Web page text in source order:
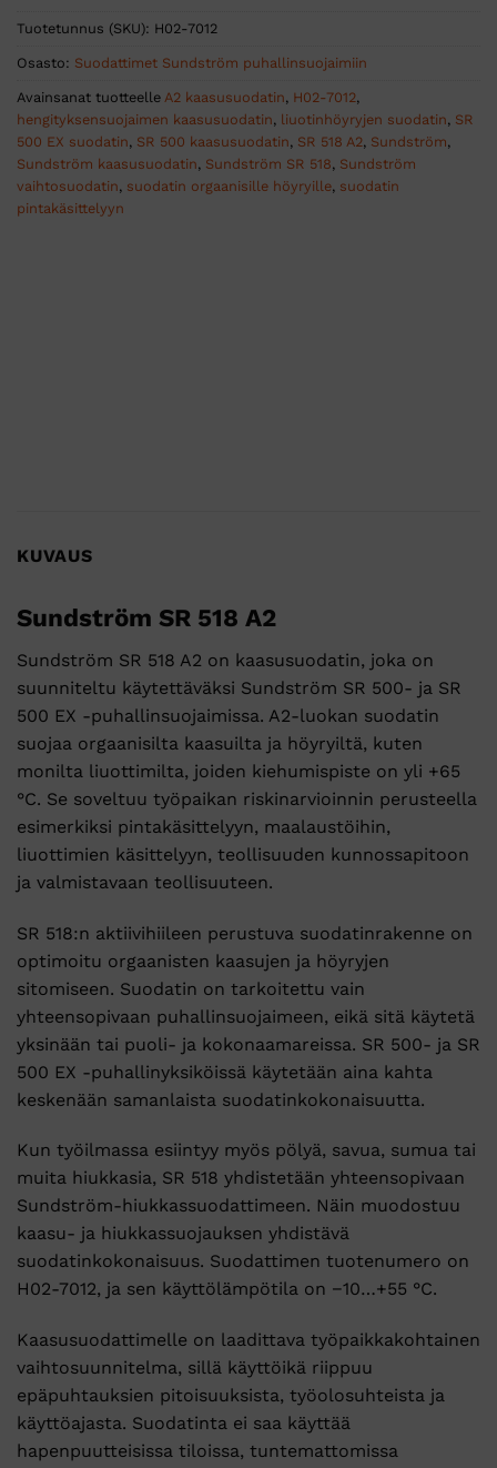
Tuotetunnus (SKU): H02-7012
Osasto: Suodattimet Sundström puhallinsuojaimiin
Avainsanat tuotteelle A2 kaasusuodatin, H02-7012,
hengityksensuojaimen kaasusuodatin, liuotinhöyryjen suodatin, SR
500 EX suodatin, SR 500 kaasusuodatin, SR 518 A2, Sundström,
Sundström kaasusuodatin, Sundström SR 518, Sundström
vaihtosuodatin, suodatin orgaanisille höyryille, suodatin
pintakäsittelyyn
KUVAUS
Sundström SR 518 A2
Sundström SR 518 A2 on kaasusuodatin, joka on
suunniteltu käytettäväksi Sundström SR 500- ja SR
500 EX -puhallinsuojaimissa. A2-luokan suodatin
suojaa orgaanisilta kaasuilta ja höyryiltä, kuten
monilta liuottimilta, joiden kiehumispiste on yli +65
°C. Se soveltuu työpaikan riskinarvioinnin perusteella
esimerkiksi pintakäsittelyyn, maalaustöihin,
liuottimien käsittelyyn, teollisuuden kunnossapitoon
ja valmistavaan teollisuuteen.
SR 518:n aktiivihiileen perustuva suodatinrakenne on
optimoitu orgaanisten kaasujen ja höyryjen
sitomiseen. Suodatin on tarkoitettu vain
yhteensopivaan puhallinsuojaimeen, eikä sitä käytetä
yksinään tai puoli- ja kokonaamareissa. SR 500- ja SR
500 EX -puhallinyksiköissä käytetään aina kahta
keskenään samanlaista suodatinkokonaisuutta.
Kun työilmassa esiintyy myös pölyä, savua, sumua tai
muita hiukkasia, SR 518 yhdistetään yhteensopivaan
Sundström-hiukkassuodattimeen. Näin muodostuu
kaasu- ja hiukkassuojauksen yhdistävä
suodatinkokonaisuus. Suodattimen tuotenumero on
H02-7012, ja sen käyttölämpötila on −10…+55 °C.
Kaasusuodattimelle on laadittava työpaikkakohtainen
vaihtosuunnitelma, sillä käyttöikä riippuu
epäpuhtauksien pitoisuuksista, työolosuhteista ja
käyttöajasta. Suodatinta ei saa käyttää
hapenpuutteisissa tiloissa, tuntemattomissa